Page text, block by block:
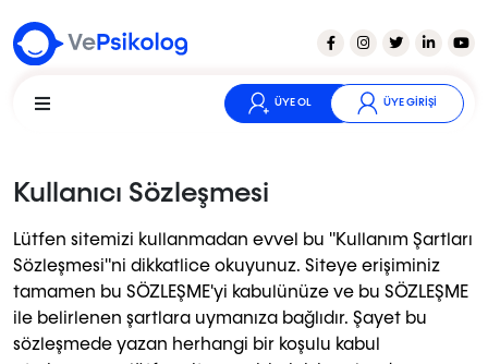
ÜYE OL ÜYE GİRİŞİ
Kullanıcı Sözleşmesi
Lütfen sitemizi kullanmadan evvel bu "Kullanım Şartları
Sözleşmesi"ni dikkatlice okuyunuz. Siteye erişiminiz
tamamen bu SÖZLEŞME'yi kabulünüze ve bu SÖZLEŞME
ile belirlenen şartlara uymanıza bağlıdır. Şayet bu
sözleşmede yazan herhangi bir koşulu kabul